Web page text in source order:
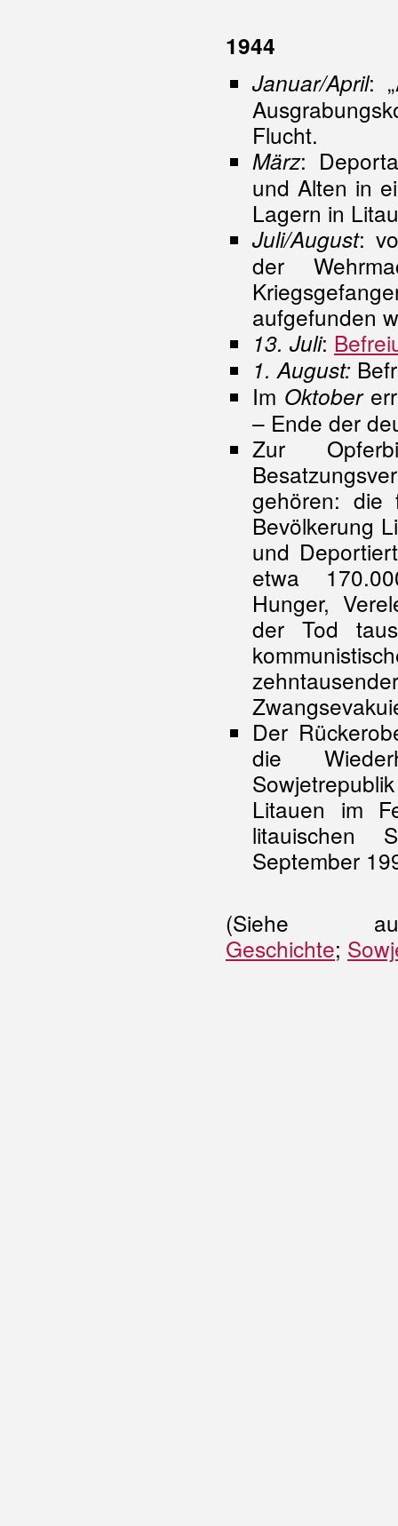
1944
Januar/April:
Flucht.
März:
und Alten in
Lagern in
Juli/August:
der
aufgefunden
13. Juli:
1. August:
Im Oktober
– Ende der
Zur
gehören: die
Bevölkerung
und
etwa
Hunger,
der Tod
Der
die
Litauen im
litauischen
September
(Siehe
Geschichte;